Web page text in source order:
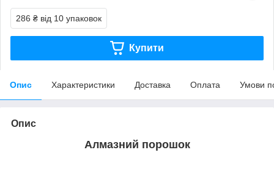
286 ₴ від 10 упаковок
Купити
Опис Характеристики Доставка Оплата Умови
Опис
Алмазний порошок